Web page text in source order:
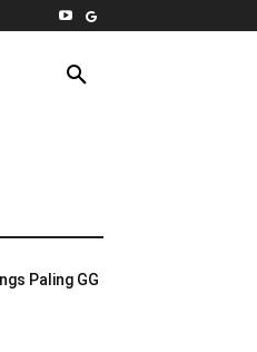
Paling GG